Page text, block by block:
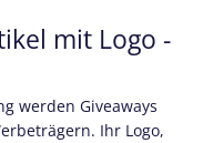
mit Logo -
werden Giveaways
Ihr Logo,